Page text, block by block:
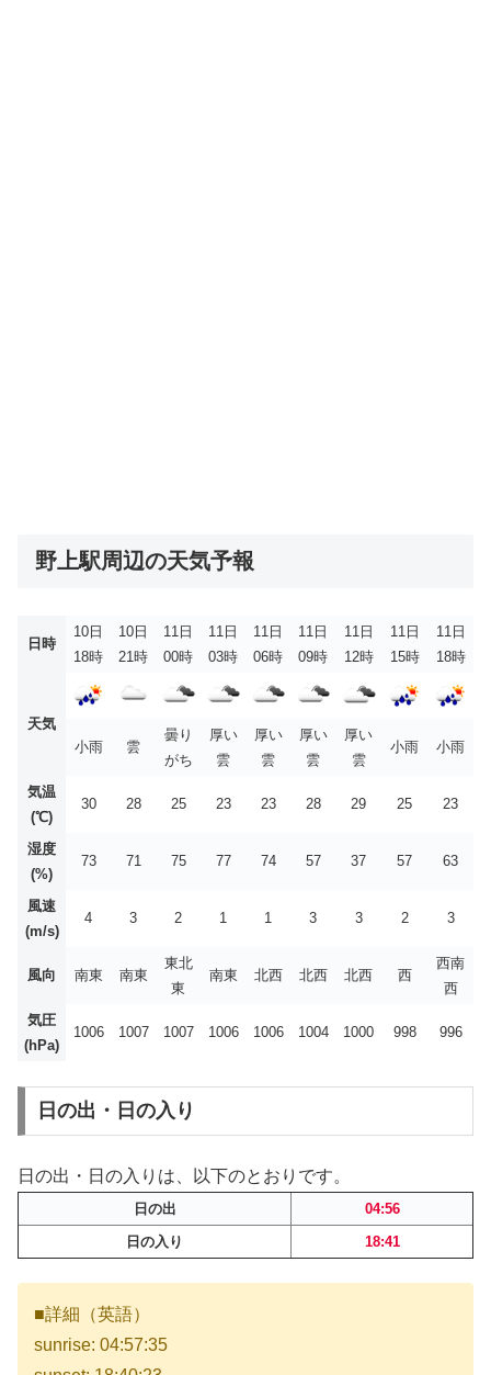
野上駅周辺の天気予報
日時
10日
18時
10日
21時
11日
00時
11日
03時
11日
06時
11日
09時
11日
12時
11日
15時
11日
18時
天気
小雨
雲
曇り
がち
厚い
雲
厚い
雲
厚い
雲
厚い
雲
小雨 小雨
気温
(℃)
30 28 25 23 23 28 29 25 23
湿度
(%)
73 71 75 77 74 57 37 57 63
風速
(m/s)
4 3 2 1 1 3 3 2 3
風向 南東 南東
東北
東
南東 北西 北西 北西 西
西南
西
気圧
(hPa)
1006 1007 1007 1006 1006 1004 1000 998 996
日の出・日の入り
日の出・日の入りは、以下のとおりです。
日の出
04:56
日の入り
18:41
■詳細（英語）
sunrise: 04:57:35